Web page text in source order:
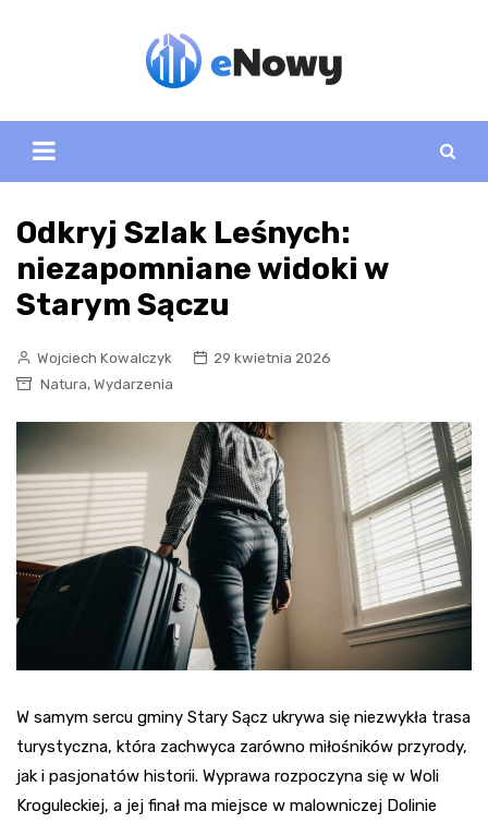
Odkryj Szlak Leśnych:
niezapomniane widoki w
Starym Sączu
Wojciech Kowalczyk
29 kwietnia 2026
Natura, Wydarzenia
W samym sercu gminy Stary Sącz ukrywa się niezwykła trasa
turystyczna, która zachwyca zarówno miłośników przyrody,
jak i pasjonatów historii. Wyprawa rozpoczyna się w Woli
Kroguleckiej, a jej finał ma miejsce w malowniczej Dolinie